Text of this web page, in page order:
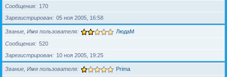
Сообщения
170
Зарегистрирован
05 ноя 2005, 16:58
Звание, Имя пользователя ЛюдаМ
Сообщения
520
Зарегистрирован
10 ноя 2005, 19:25
Звание, Имя пользователя Prima